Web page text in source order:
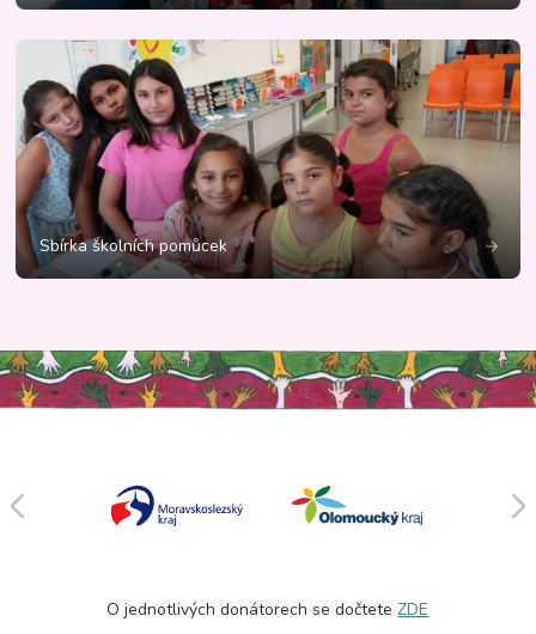
Sbírka školních pomůcek
O jednotlivých donátorech se dočteteZDE